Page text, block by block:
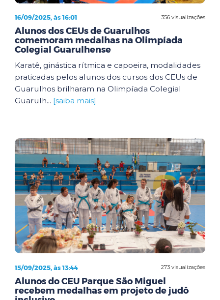
356 visualizações
16/09/2025, às 16:01
Alunos dos CEUs de Guarulhos
comemoram medalhas na Olimpíada
Colegial Guarulhense
Karatê, ginástica rítmica e capoeira, modalidades
praticadas pelos alunos dos cursos dos CEUs de
Guarulhos brilharam na Olimpíada Colegial
Guarulh... [saiba mais]
273 visualizações
15/09/2025, às 13:44
Alunos do CEU Parque São Miguel
recebem medalhas em projeto de judô